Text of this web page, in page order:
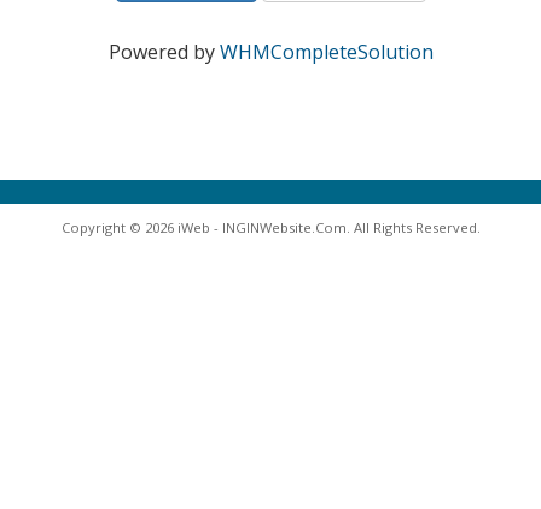
Powered byWHMCompleteSolution
Copyright © 2026 iWeb - INGINWebsite.Com. All Rights Reserved.